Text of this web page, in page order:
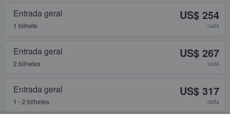
Entrada geral
1 bilhete
US$ 254
cada
Entrada geral
2 bilhetes
US$ 267
cada
Entrada geral
1 - 2 bilhetes
US$ 317
cada